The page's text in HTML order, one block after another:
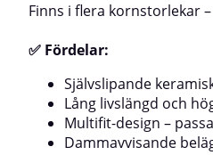
Finns i flera kornstorlekar
✅ Fördelar:
Självslipande
Lång livslängd och
Multifit-design –
Dammavvisande